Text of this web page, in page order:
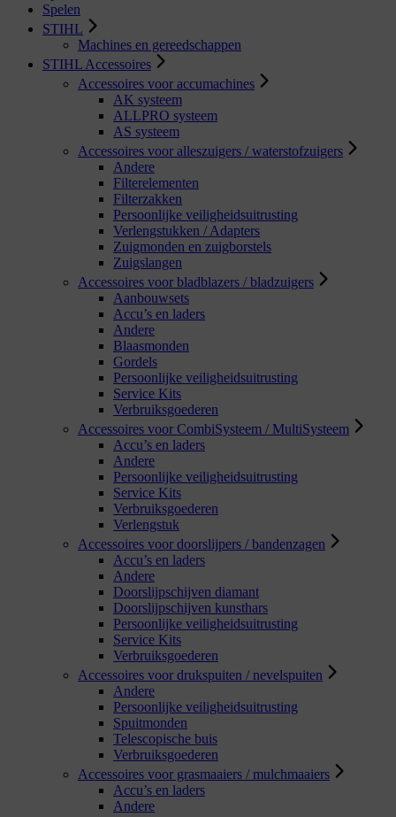
Spelen
STIHL
Machines en gereedschappen
STIHL Accessoires
Accessoires voor accumachines
AK systeem
ALLPRO systeem
AS systeem
Accessoires voor alleszuigers / waterstofzuigers
Andere
Filterelementen
Filterzakken
Persoonlijke veiligheidsuitrusting
Verlengstukken / Adapters
Zuigmonden en zuigborstels
Zuigslangen
Accessoires voor bladblazers / bladzuigers
Aanbouwsets
Accu’s en laders
Andere
Blaasmonden
Gordels
Persoonlijke veiligheidsuitrusting
Service Kits
Verbruiksgoederen
Accessoires voor CombiSysteem / MultiSysteem
Accu’s en laders
Andere
Persoonlijke veiligheidsuitrusting
Service Kits
Verbruiksgoederen
Verlengstuk
Accessoires voor doorslijpers / bandenzagen
Accu’s en laders
Andere
Doorslijpschijven diamant
Doorslijpschijven kunsthars
Persoonlijke veiligheidsuitrusting
Service Kits
Verbruiksgoederen
Accessoires voor drukspuiten / nevelspuiten
Andere
Persoonlijke veiligheidsuitrusting
Spuitmonden
Telescopische buis
Verbruiksgoederen
Accessoires voor grasmaaiers / mulchmaaiers
Accu’s en laders
Andere